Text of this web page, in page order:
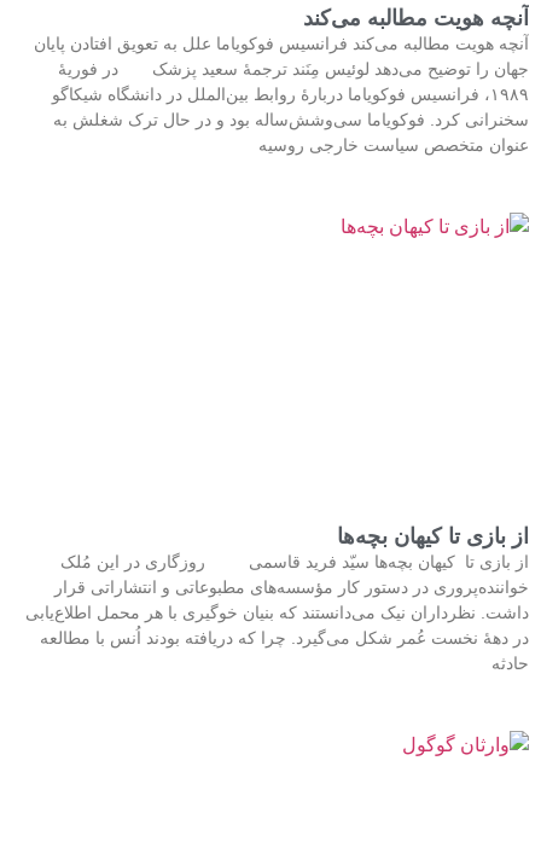
آنچه هویت مطالبه می‌کند
آنچه هویت مطالبه می‌کند فرانسیس فوکویاما علل به تعویق افتادن پایان
جهان را توضیح می‌دهد لوئیس مِنَند ترجمۀ سعید پزشک در فوریۀ
۱۹۸۹، فرانسیس فوکویاما دربارۀ روابط بین‌الملل در دانشگاه شیکاگو
سخنرانی کرد. فوکویاما سی‌وشش‌ساله بود و در حال ترک شغلش به‌
عنوان متخصص سیاست خارجی روسیه
از بازی تا کیهان بچه‌ها
از بازی تا کیهان بچه‌ها سیّد فرید قاسمی روزگاری در این مُلک
خواننده‌پروری در دستور کار مؤسسه‌های مطبوعاتی و انتشاراتی قرار
داشت. نظرداران نیک می‌دانستند که بنیان خوگیری با هر محمل اطلاع‌یابی
در دهۀ نخست عُمر شکل می‌گیرد. چرا که دریافته بودند اُنس با مطالعه
حادثه